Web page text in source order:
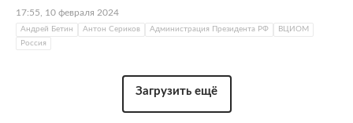
17:55, 10 февраля 2024
Андрей Бетин Антон Сериков Администрация Президента РФ
ВЦИОМ
Россия
Загрузить ещё